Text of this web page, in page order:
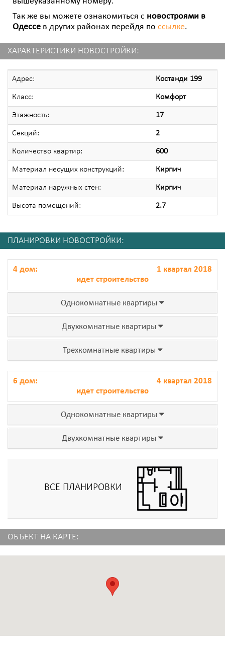
Так же вы можете ознакомиться с новостроями в
Одессе в других районах перейдя по ссылке.
ХАРАКТЕРИСТИКИ НОВОСТРОЙКИ:
Адрес: Костанди 199
Класс: Комфорт
Этажность: 17
Секций: 2
Количество квартир: 600
Материал несущих конструкций: Кирпич
Материал наружных стен: Кирпич
Высота помещений: 2.7
ПЛАНИРОВКИ НОВОСТРОЙКИ:
4 дом:
1 квартал 2018
идет строительство
Однокомнатные квартиры
Двухкомнатные квартиры
Трехкомнатные квартиры
6 дом:
4 квартал 2018
идет строительство
Однокомнатные квартиры
Двухкомнатные квартиры
ВСЕ ПЛАНИРОВКИ
ОБЪЕКТ НА КАРТЕ: